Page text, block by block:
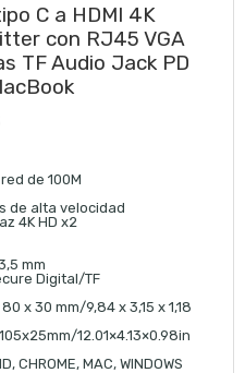
C a HDMI 4K
con RJ45 VGA
TF Audio Jack PD
de 100M
de alta velocidad
4K HD x2
mm
Digital/TF
x 30 mm/9,84 x 3,15 x 1,18
12.01×4.13×0.98in
CHROME, MAC, WINDOWS